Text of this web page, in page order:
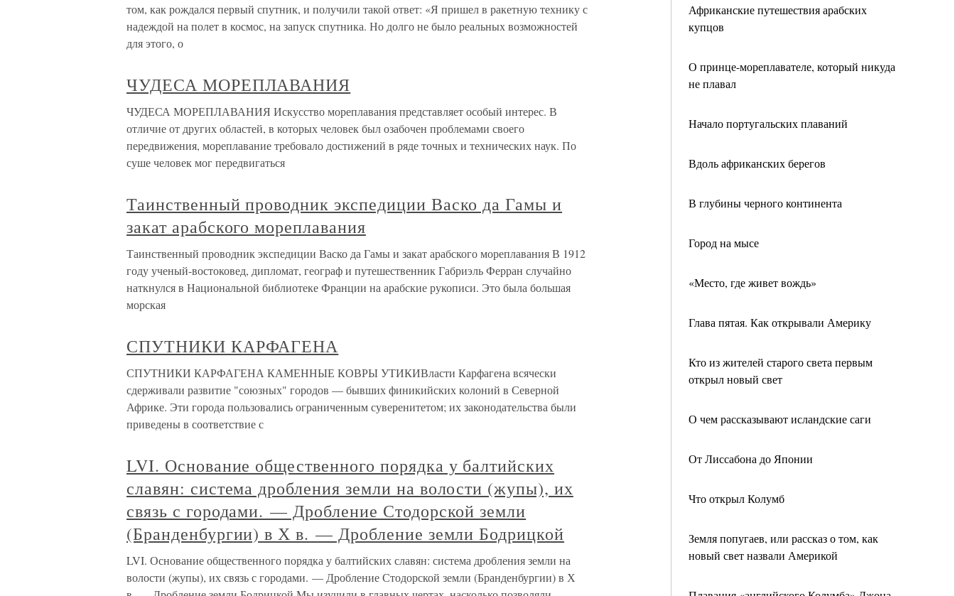
Африканские путешествия арабских
купцов
О принце-мореплавателе, который никуда
не плавал
Начало португальских плаваний
Вдоль африканских берегов
В глубины черного континента
Город на мысе
«Место, где живет вождь»
Глава пятая. Как открывали Америку
Кто из жителей старого света первым
открыл новый свет
О чем рассказывают исландские саги
От Лиссабона до Японии
Что открыл Колумб
Земля попугаев, или рассказ о том, как
новый свет назвали Америкой
том, как рождался первый спутник, и получили такой ответ: «Я пришел в ракетную технику с
надеждой на полет в космос, на запуск спутника. Но долго не было реальных возможностей
для этого, о
ЧУДЕСА МОРЕПЛАВАНИЯ
ЧУДЕСА МОРЕПЛАВАНИЯ Искусство мореплавания представляет особый интерес. В
отличие от других областей, в которых человек был озабочен проблемами своего
передвижения, мореплавание требовало достижений в ряде точных и технических наук. По
суше человек мог передвигаться
Таинственный проводник экспедиции Васко да Гамы и
закат арабского мореплавания
Таинственный проводник экспедиции Васко да Гамы и закат арабского мореплавания В 1912
году ученый-востоковед, дипломат, географ и путешественник Габриэль Ферран случайно
наткнулся в Национальной библиотеке Франции на арабские рукописи. Это была большая
морская
СПУТНИКИ КАРФАГЕНА
СПУТНИКИ КАРФАГЕНА КАМЕННЫЕ КОВРЫ УТИКИВласти Карфагена всячески
сдерживали развитие "союзных" городов — бывших финикийских колоний в Северной
Африке. Эти города пользовались ограниченным суверенитетом; их законодательства были
приведены в соответствие с
LVI. Основание общественного порядка у балтийских
славян: система дробления земли на волости (жупы), их
связь с городами. — Дробление Стодорской земли
(Бранденбургии) в Х в. — Дробление земли Бодрицкой
LVI. Основание общественного порядка у балтийских славян: система дробления земли на
волости (жупы), их связь с городами. — Дробление Стодорской земли (Бранденбургии) в Х